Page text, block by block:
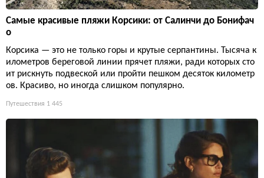
Самые красивые пляжи Корсики: от Салинчи до Бонифач
о
Корсика — это не только горы и крутые серпантины. Тысяча к
илометров береговой линии прячет пляжи, ради которых сто
ит рискнуть подвеской или пройти пешком десяток километр
ов. Красиво, но иногда слишком популярно.
Путешествия 1 445